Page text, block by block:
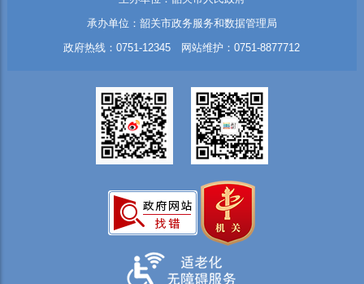
承办单位：韶关市政务服务和数据管理局
政府热线：0751-12345 网站维护：0751-8877712